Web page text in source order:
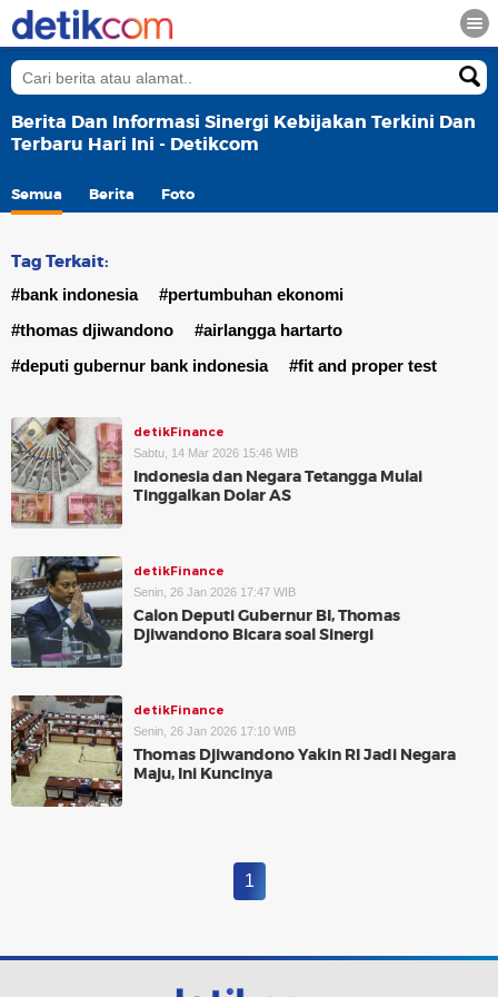
Berita Dan Informasi Sinergi Kebijakan Terkini Dan
Terbaru Hari Ini - Detikcom
Semua Berita Foto
Tag Terkait:
#bank indonesia
#pertumbuhan ekonomi
#thomas djiwandono
#airlangga hartarto
#deputi gubernur bank indonesia
#fit and proper test
detikFinance
Sabtu, 14 Mar 2026 15:46 WIB
Indonesia dan Negara Tetangga Mulai
Tinggalkan Dolar AS
detikFinance
Senin, 26 Jan 2026 17:47 WIB
Calon Deputi Gubernur BI, Thomas
Djiwandono Bicara soal Sinergi
detikFinance
Senin, 26 Jan 2026 17:10 WIB
Thomas Djiwandono Yakin RI Jadi Negara
Maju, Ini Kuncinya
1